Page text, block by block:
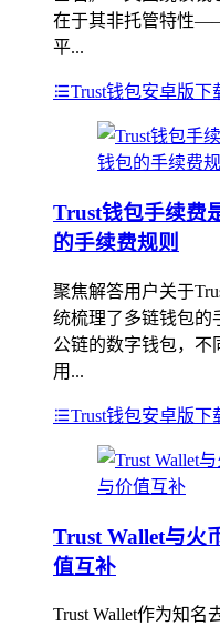
在于其非托管特性
平...
Trust钱包安卓版下
Trust钱包手续费
的手续费规则
聚焦解答用户关于
统梳理了多链钱包的
公链的数字钱包，不
用...
Trust钱包安卓版下
Trust Wallet与火
值互补
Trust Wallet作为知